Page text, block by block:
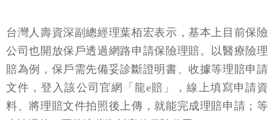
台灣人壽資深副總經理葉栢宏表示，基本上目前保險
公司也開放保戶透過網路申請保險理賠。以醫療險理
賠為例，保戶需先備妥診斷證明書、收據等理賠申請
文件，登入該公司官網「龍e賠」，線上填寫申請資
料、將理賠文件拍照後上傳，就能完成理賠申請；等